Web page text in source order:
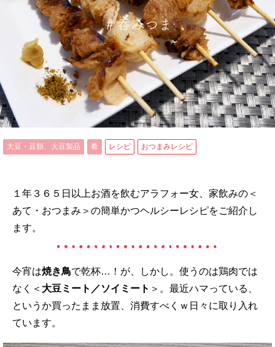
大豆・豆類、大豆製品 肴 レシピ おつまみレシピ
１年３６５日以上お酒を飲むアラフォー女、家飲みの＜
あて・おつまみ＞の簡単かつヘルシーレシピをご紹介し
ます。
今宵は焼き鳥で乾杯…！が、しかし。使うのは鶏肉では
なく＜ 大豆ミート／ソイミート ＞。最近ハマっている、
というか買ったまま放置、消費すべくｗ日々に取り入れ
ています。